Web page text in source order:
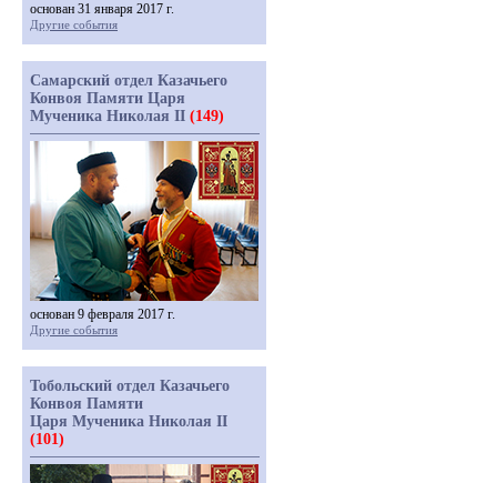
основан 31 января 2017 г.
Другие события
Самарский отдел Казачьего
Конвоя Памяти Царя
Мученика Николая II (149)
основан 9 февраля 2017 г.
Другие события
Тобольский отдел Казачьего
Конвоя Памяти
Царя Мученика Николая II
(101)